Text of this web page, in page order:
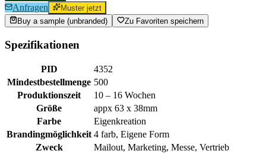
Anfragen
Muster jetzt
Buy a sample (unbranded)
Zu Favoriten speichern
Spezifikationen
PID
4352
Mindestbestellmenge 500
Produktionszeit
10 – 16 Wochen
Größe
appx 63 x 38mm
Farbe
Eigenkreation
Brandingmöglichkeit 4 farb, Eigene Form
Zweck
Mailout, Marketing, Messe, Vertrieb